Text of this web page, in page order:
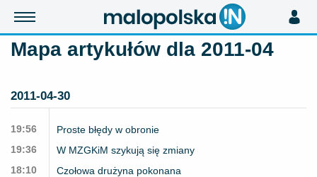
Mapa artykułów dla 2011-04
2011-04-30
19:56
Proste błędy w obronie
19:36
W MZGKiM szykują się zmiany
18:10
Czołowa drużyna pokonana